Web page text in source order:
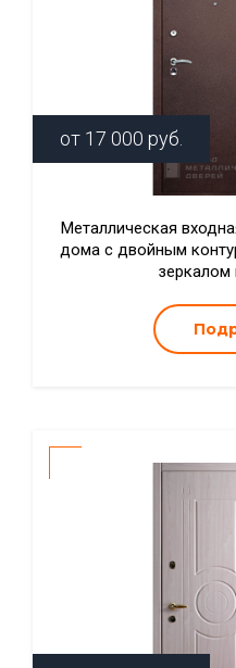
от 17 000 руб.
Металлическая
дома с двойным